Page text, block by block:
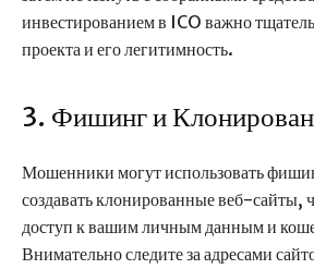
инвестированием в ICO важно
проекта и его легитимность.
3. Фишинг и
Мошенники могут использовать
создавать клонированные веб-сайты,
доступ к вашим личным данным и
Внимательно следите за адресами